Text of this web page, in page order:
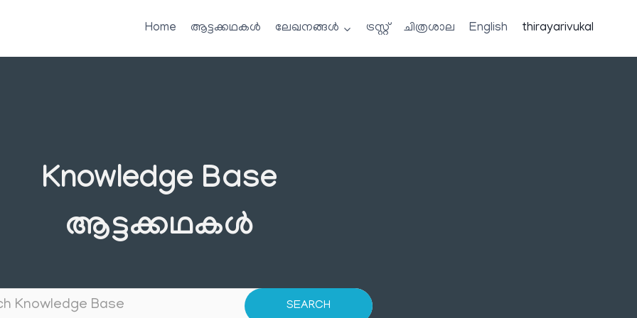
Home ആട്ടക്കഥകൾ ലേഖനങ്ങൾ ട്രസ്റ്റ് ചിത്രശാല English thirayarivukal
Knowledge Base
ആട്ടക്കഥകൾ